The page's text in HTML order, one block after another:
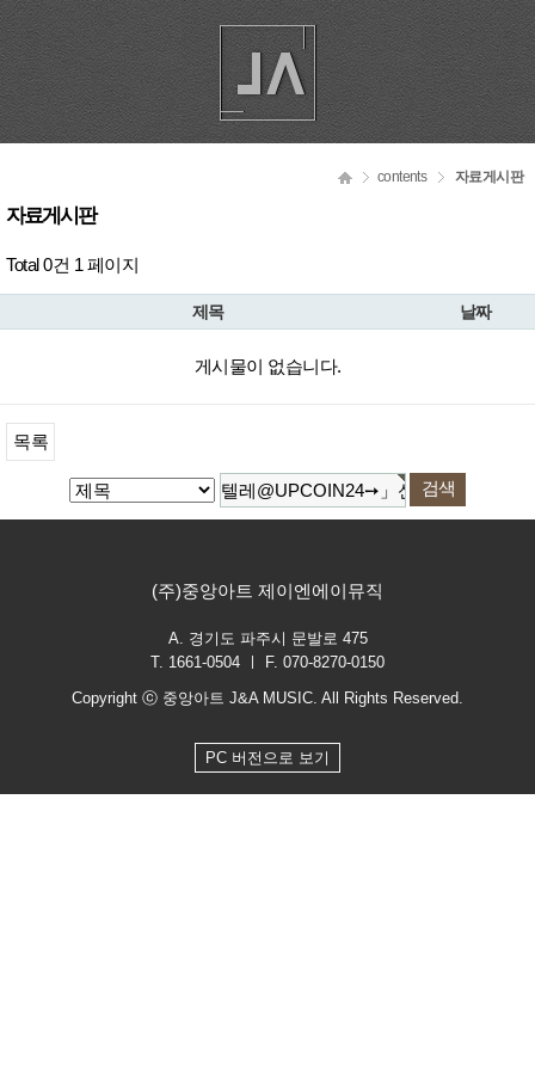
contents 자료게시판
자료게시판
Total 0건 1 페이지
제목 날짜
게시물이 없습니다.
목록
(주)중앙아트 제이엔에이뮤직
A. 경기도 파주시 문발로 475
T. 1661-0504 ㅣ F. 070-8270-0150
Copyright ⓒ 중앙아트 J&A MUSIC. All Rights Reserved.
PC 버전으로 보기